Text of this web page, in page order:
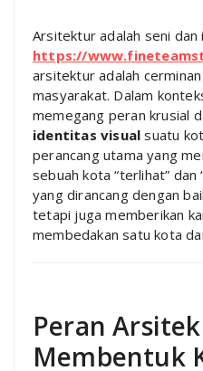
Arsitektur adalah seni dan
https://
arsitektur adalah
masyarakat. Dalam
memegang peran krusial
identitas visual suatu
perancang utama yang
sebuah kota “terlihat” dan
yang dirancang dengan
tetapi juga memberikan
membedakan satu kota
Peran
Membentuk